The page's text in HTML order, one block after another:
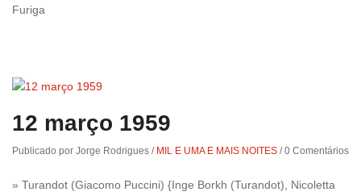
Furiga
12 março 1959
Publicado por Jorge Rodrigues / MIL E UMA E MAIS NOITES /0 Comentários
» Turandot (Giacomo Puccini) {Inge Borkh (Turandot), Nicoletta